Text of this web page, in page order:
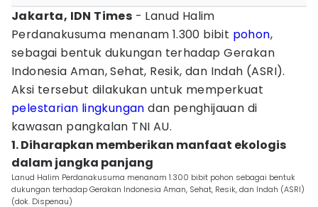
Jakarta, IDN Times - Lanud Halim
Perdanakusuma menanam 1.300 bibit pohon,
sebagai bentuk dukungan terhadap Gerakan
Indonesia Aman, Sehat, Resik, dan Indah (ASRI).
Aksi tersebut dilakukan untuk memperkuat
pelestarian lingkungan dan penghijauan di
kawasan pangkalan TNI AU.
1. Diharapkan memberikan manfaat ekologis
dalam jangka panjang
Lanud Halim Perdanakusuma menanam 1.300 bibit pohon sebagai bentuk
dukungan terhadap Gerakan Indonesia Aman, Sehat, Resik, dan Indah (ASRI)
(dok. Dispenau)